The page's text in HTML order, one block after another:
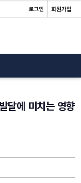
로그인 회원가입
달에 미치는 영향